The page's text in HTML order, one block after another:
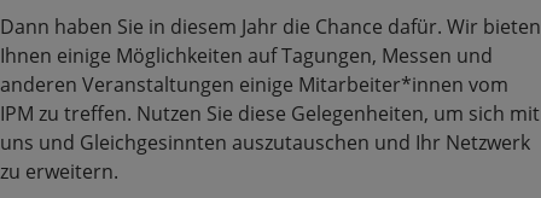
Dann haben Sie in diesem Jahr die Chance dafür. Wir bieten
Ihnen einige Möglichkeiten auf Tagungen, Messen und
anderen Veranstaltungen einige Mitarbeiter*innen vom
IPM zu treffen. Nutzen Sie diese Gelegenheiten, um sich mit
uns und Gleichgesinnten auszutauschen und Ihr Netzwerk
zu erweitern.